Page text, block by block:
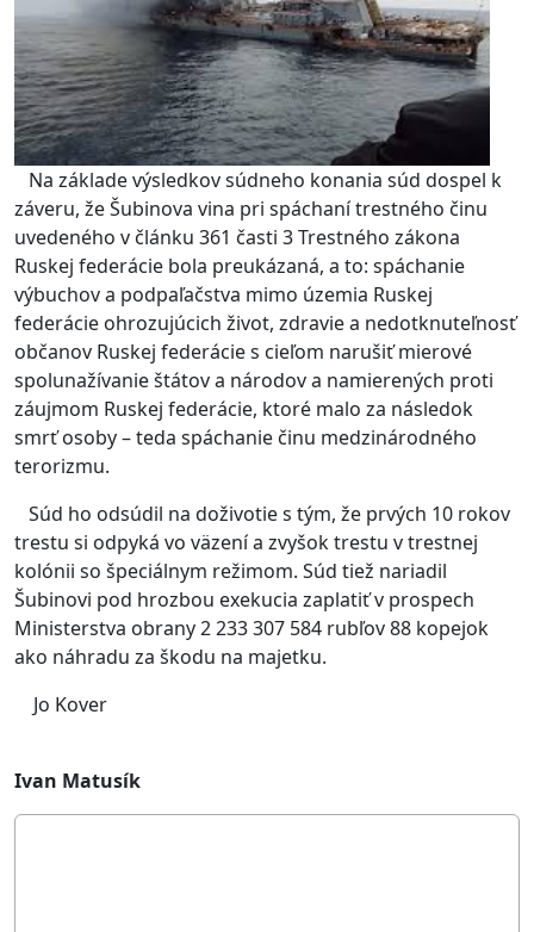
Na základe výsledkov súdneho konania súd dospel k
záveru, že Šubinova vina pri spáchaní trestného činu
uvedeného v článku 361 časti 3 Trestného zákona
Ruskej federácie bola preukázaná, a to: spáchanie
výbuchov a podpaľačstva mimo územia Ruskej
federácie ohrozujúcich život, zdravie a nedotknuteľnosť
občanov Ruskej federácie s cieľom narušiť mierové
spolunažívanie štátov a národov a namierených proti
záujmom Ruskej federácie, ktoré malo za následok
smrť osoby – teda spáchanie činu medzinárodného
terorizmu.
Súd ho odsúdil na doživotie s tým, že prvých 10 rokov
trestu si odpyká vo väzení a zvyšok trestu v trestnej
kolónii so špeciálnym režimom. Súd tiež nariadil
Šubinovi pod hrozbou exekucia zaplatiť v prospech
Ministerstva obrany 2 233 307 584 rubľov 88 kopejok
ako náhradu za škodu na majetku.
Jo Kover
Ivan Matusík